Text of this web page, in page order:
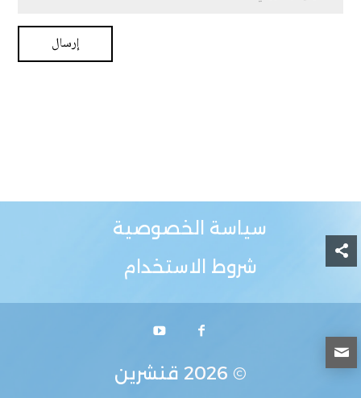
سياسة الخصوصية
شروط الاستخدام
© 2026 قنشرين